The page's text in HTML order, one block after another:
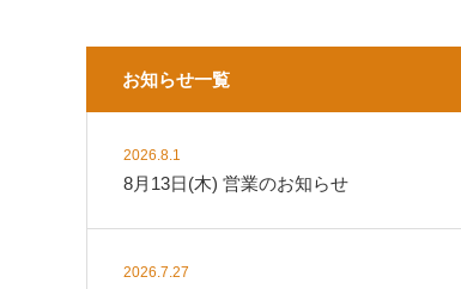
お知らせ一覧
2026.8.1
8月13日(木) 営業のお知らせ
2026.7.27